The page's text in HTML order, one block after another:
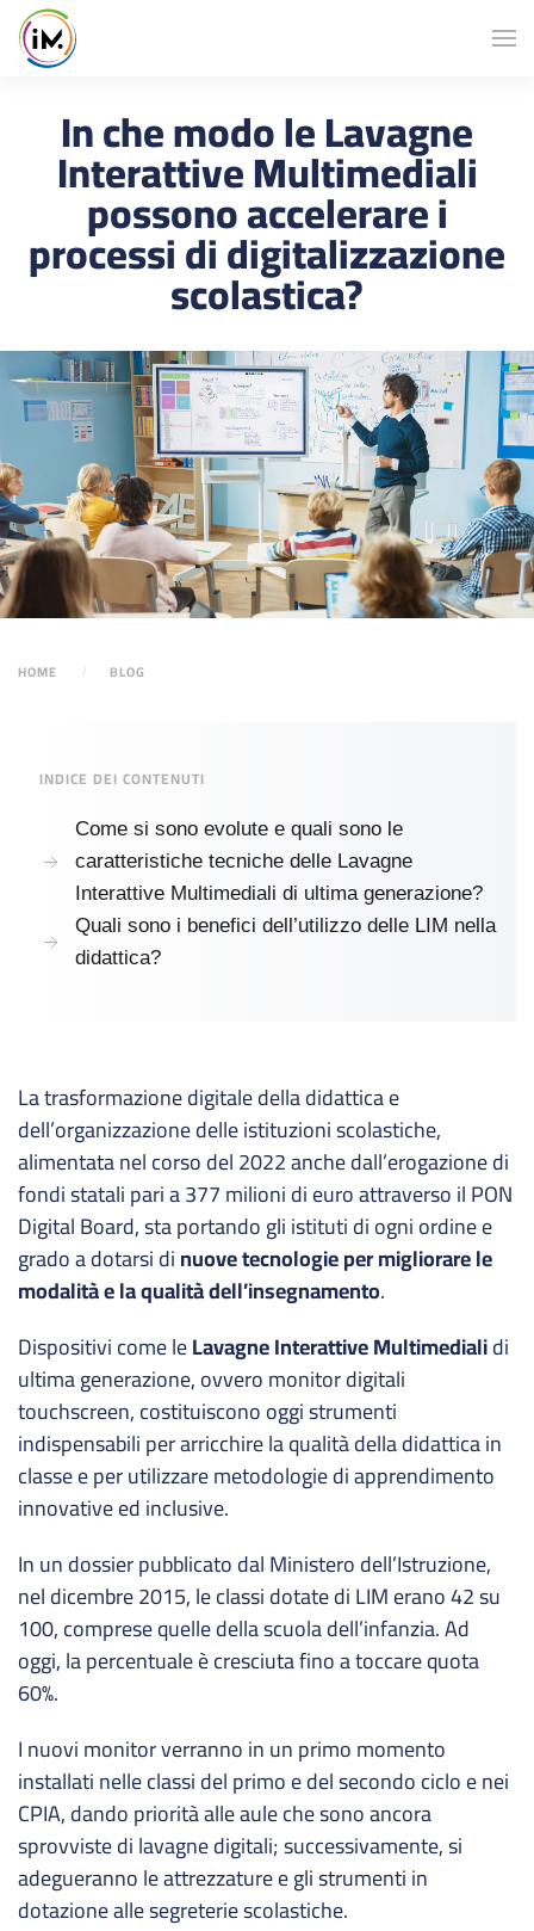
In che modo le Lavagne
Interattive Multimediali
possono accelerare i
processi di digitalizzazione
scolastica?
HOME BLOG
INDICE DEI CONTENUTI
Come si sono evolute e quali sono le
caratteristiche tecniche delle Lavagne
Interattive Multimediali di ultima generazione?
Quali sono i benefici dell’utilizzo delle LIM nella
didattica?
La trasformazione digitale della didattica e
dell’organizzazione delle istituzioni scolastiche,
alimentata nel corso del 2022 anche dall’erogazione di
fondi statali pari a 377 milioni di euro attraverso il PON
Digital Board, sta portando gli istituti di ogni ordine e
grado a dotarsi dinuove tecnologie per migliorare le
modalità e la qualità dell’insegnamento.
Dispositivi come leLavagne Interattive Multimedialidi
ultima generazione, ovvero monitor digitali
touchscreen, costituiscono oggi strumenti
indispensabili per arricchire la qualità della didattica in
classe e per utilizzare metodologie di apprendimento
innovative ed inclusive.
In un dossier pubblicato dal Ministero dell’Istruzione,
nel dicembre 2015, le classi dotate di LIM erano 42 su
100, comprese quelle della scuola dell’infanzia. Ad
oggi, la percentuale è cresciuta fino a toccare quota
60%.
I nuovi monitor verranno in un primo momento
installati nelle classi del primo e del secondo ciclo e nei
CPIA, dando priorità alle aule che sono ancora
sprovviste di lavagne digitali; successivamente, si
adegueranno le attrezzature e gli strumenti in
dotazione alle segreterie scolastiche.